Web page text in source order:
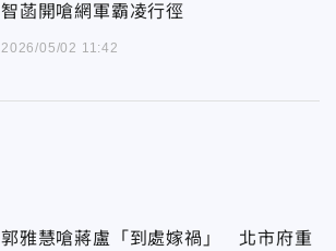
智菡開嗆網軍霸凌行徑
2026/05/02 11:42
郭雅慧嗆蔣盧「到處嫁禍」 北市府重